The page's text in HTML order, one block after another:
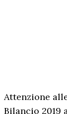
Attenzione
Bilancio 2019